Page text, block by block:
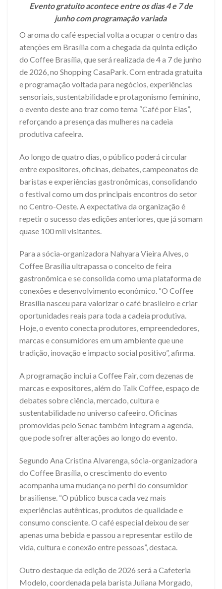
Evento gratuito acontece entre os dias 4 e 7 de
junho com programação variada
O aroma do café especial volta a ocupar o centro das
atenções em Brasília com a chegada da quinta edição
do Coffee Brasília, que será realizada de 4 a 7 de junho
de 2026, no Shopping CasaPark. Com entrada gratuita
e programação voltada para negócios, experiências
sensoriais, sustentabilidade e protagonismo feminino,
o evento deste ano traz como tema “Café por Elas”,
reforçando a presença das mulheres na cadeia
produtiva cafeeira.
Ao longo de quatro dias, o público poderá circular
entre expositores, oficinas, debates, campeonatos de
baristas e experiências gastronômicas, consolidando
o festival como um dos principais encontros do setor
no Centro-Oeste. A expectativa da organização é
repetir o sucesso das edições anteriores, que já somam
quase 100 mil visitantes.
Para a sócia-organizadora Nahyara Vieira Alves, o
Coffee Brasília ultrapassa o conceito de feira
gastronômica e se consolida como uma plataforma de
conexões e desenvolvimento econômico. “O Coffee
Brasília nasceu para valorizar o café brasileiro e criar
oportunidades reais para toda a cadeia produtiva.
Hoje, o evento conecta produtores, empreendedores,
marcas e consumidores em um ambiente que une
tradição, inovação e impacto social positivo”, afirma.
A programação inclui a Coffee Fair, com dezenas de
marcas e expositores, além do Talk Coffee, espaço de
debates sobre ciência, mercado, cultura e
sustentabilidade no universo cafeeiro. Oficinas
promovidas pelo Senac também integram a agenda,
que pode sofrer alterações ao longo do evento.
Segundo Ana Cristina Alvarenga, sócia-organizadora
do Coffee Brasília, o crescimento do evento
acompanha uma mudança no perfil do consumidor
brasiliense. “O público busca cada vez mais
experiências autênticas, produtos de qualidade e
consumo consciente. O café especial deixou de ser
apenas uma bebida e passou a representar estilo de
vida, cultura e conexão entre pessoas”, destaca.
Outro destaque da edição de 2026 será a Cafeteria
Modelo, coordenada pela barista Juliana Morgado,